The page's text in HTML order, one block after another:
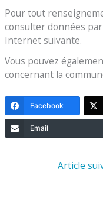
Pour tout
consulter données
Internet suivante.
Vous pouvez
concernant la
Facebook
Email
Article